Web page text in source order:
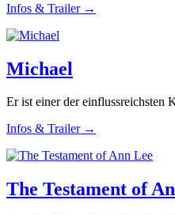
Infos & Trailer →
Michael
Er ist einer der einflussreichsten
Infos & Trailer →
The Testament of